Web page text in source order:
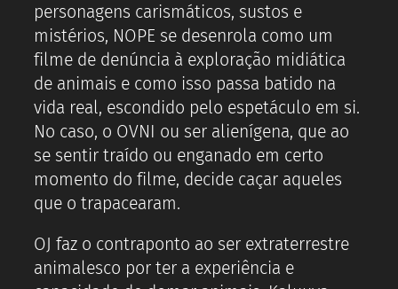
personagens carismáticos, sustos e
mistérios, NOPE se desenrola como um
filme de denúncia à exploração midiática
de animais e como isso passa batido na
vida real, escondido pelo espetáculo em si.
No caso, o OVNI ou ser alienígena, que ao
se sentir traído ou enganado em certo
momento do filme, decide caçar aqueles
que o trapacearam.
OJ faz o contraponto ao ser extraterrestre
animalesco por ter a experiência e